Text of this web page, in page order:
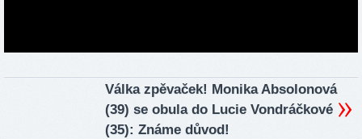
Válka zpěvaček! Monika Absolonová
(39) se obula do Lucie Vondráčkové
(35): Známe důvod!